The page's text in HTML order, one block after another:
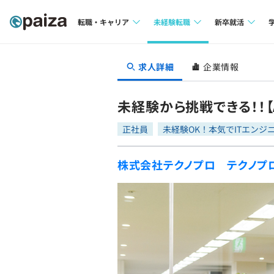
転職・キャリア
転職成功ガイド
転職エージェント
未経験転職
求人検索
転職成功ガイド
新卒就活
本選考
新卒エージェ
イベント・セ
就活成功ガイド
求人詳細 企業情報
未経験から挑戦できる！
正社員 未経験OK！本気でITエンジ
株式会社テクノプロ テクノプ